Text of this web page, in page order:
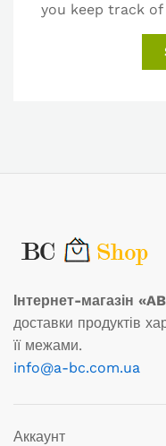
you keep track
Інтернет-магазін
доставки продуктів
її межами.
info@a-bc.com.ua
Аккаунт